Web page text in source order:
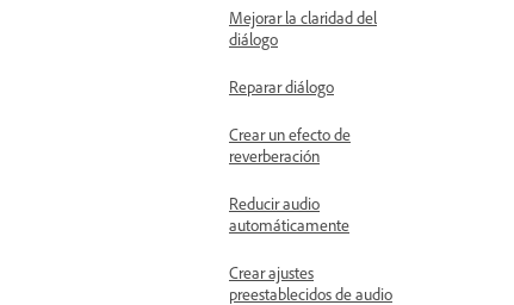
Mejorar la claridad del
diálogo
Reparar diálogo
Crear un efecto de
reverberación
Reducir audio
automáticamente
Crear ajustes
preestablecidos de audio